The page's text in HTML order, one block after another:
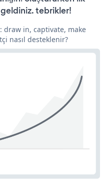
tebrikler!
draw in, captivate, make
nasıl desteklenir?